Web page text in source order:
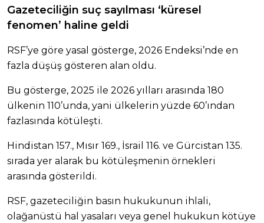
Gazeteciliğin suç sayılması ‘küresel
fenomen’ haline geldi
RSF’ye göre yasal gösterge, 2026 Endeksi’nde en
fazla düşüş gösteren alan oldu.
Bu gösterge, 2025 ile 2026 yılları arasında 180
ülkenin 110’unda, yani ülkelerin yüzde 60’ından
fazlasında kötüleşti.
Hindistan 157., Mısır 169., İsrail 116. ve Gürcistan 135.
sırada yer alarak bu kötüleşmenin örnekleri
arasında gösterildi.
RSF, gazeteciliğin basın hukukunun ihlali,
olağanüstü hal yasaları veya genel hukukun kötüye